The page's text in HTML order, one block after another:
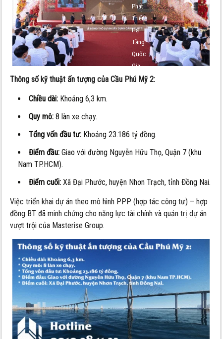
Phát
Triển
Hạ
Tầng
Quốc
Gia
Thông số kỹ thuật ấn tượng của Cầu Phú Mỹ 2:
Chiều dài: Khoảng 6,3 km.
Quy mô: 8 làn xe chạy.
Tổng vốn đầu tư: Khoảng 23.186 tỷ đồng.
Điểm đầu: Giao với đường Nguyễn Hữu Thọ, Quận 7 (khu
Nam TP.HCM).
Điểm cuối: Xã Đại Phước, huyện Nhơn Trạch, tỉnh Đồng Nai.
Việc triển khai dự án theo mô hình PPP (hợp tác công tư) – hợp
đồng BT đã minh chứng cho năng lực tài chính và quản trị dự án
vượt trội của Masterise Group.